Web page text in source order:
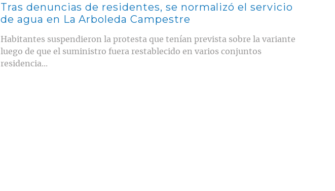
Tras denuncias de residentes, se normalizó el servicio
de agua en La Arboleda Campestre
Habitantes suspendieron la protesta que tenían prevista sobre la variante
luego de que el suministro fuera restablecido en varios conjuntos
residencia...